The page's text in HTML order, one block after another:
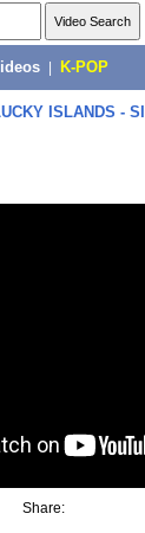
K-POP
ISLANDS -
Share: